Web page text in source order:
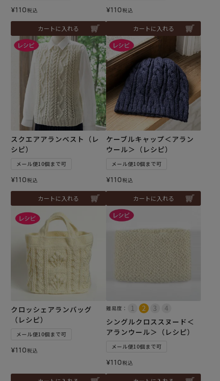
¥110税込
カートに入れる
¥110税込
カートに入れる
スクエアアランベスト（レ
シピ）
メール便10個まで可
¥110税込
カートに入れる
ケーブルキャップ＜アラン
ウール＞（レシピ）
メール便10個まで可
¥110税込
カートに入れる
クロッシェアランバッグ
（レシピ）
メール便10個まで可
¥110税込
難易度：
シングルクロススヌード＜
アランウール＞（レシピ）
メール便10個まで可
¥110税込